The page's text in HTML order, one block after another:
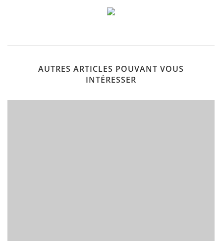
AUTRES ARTICLES POUVANT VOUS
INTÉRESSER